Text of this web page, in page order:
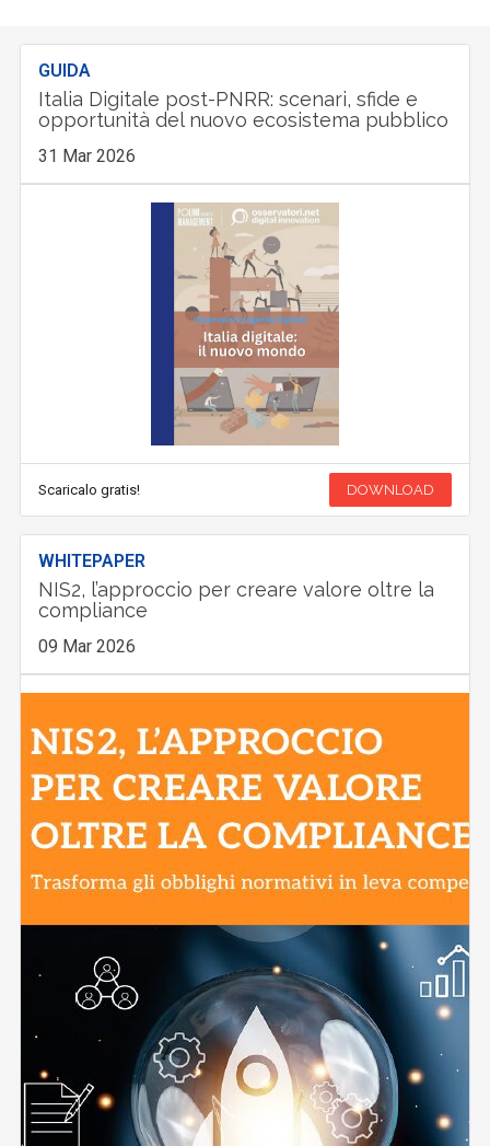
GUIDA
Italia Digitale post-PNRR: scenari, sfide e
opportunità del nuovo ecosistema pubblico
31 Mar 2026
Scaricalo gratis! DOWNLOAD
WHITEPAPER
NIS2, l’approccio per creare valore oltre la
compliance
09 Mar 2026